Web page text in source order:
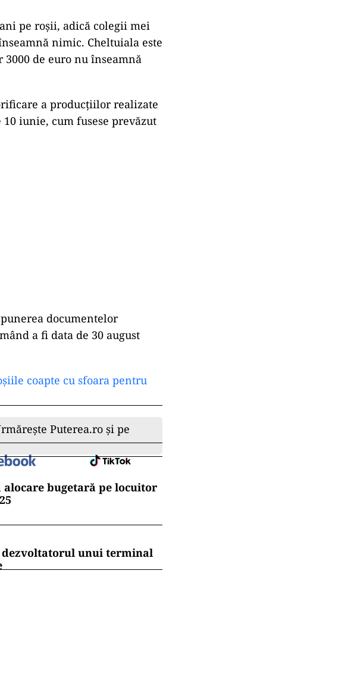
pe roșii, adică colegii mei
nimic. Cheltuiala este
de euro nu înseamnă
a producțiilor realizate
iunie, cum fusese prevăzut
documentelor
a fi data de 30 august
coapte cu sfoara pentru
Puterea.ro și pe
alocare bugetară pe locuitor
dezvoltatorul unui terminal